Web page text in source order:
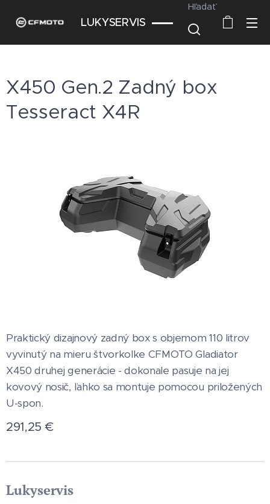
LUKYSERVIS
Hľadať
X450 Gen.2 Zadný box
Tesseract X4R
Praktický dizajnový zadný box s objemom 110 litrov
vyvinutý na mieru štvorkolke CFMOTO Gladiator
X450 druhej generácie - dokonale pasuje na jej
kovový nosič, ľahko sa montuje pomocou priložených
U-spon.
291,25 €
Lukyservis